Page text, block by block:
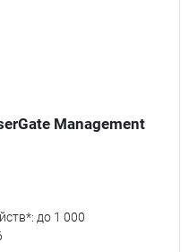
Management
до 1 000